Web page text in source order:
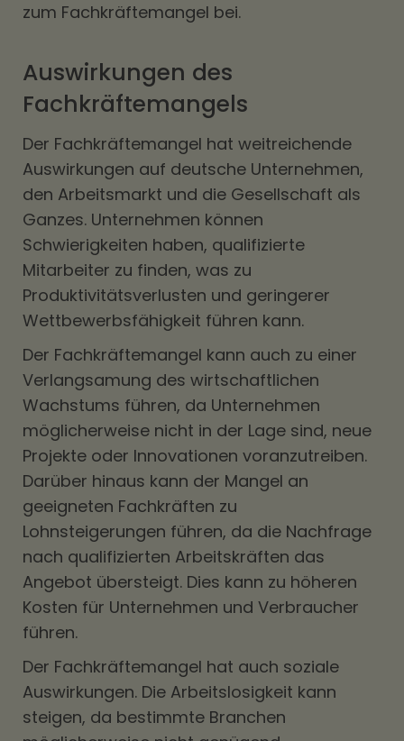
zum Fachkräftemangel bei.
Auswirkungen des
Fachkräftemangels
Der Fachkräftemangel hat weitreichende
Auswirkungen auf deutsche Unternehmen,
den Arbeitsmarkt und die Gesellschaft als
Ganzes. Unternehmen können
Schwierigkeiten haben, qualifizierte
Mitarbeiter zu finden, was zu
Produktivitätsverlusten und geringerer
Wettbewerbsfähigkeit führen kann.
Der Fachkräftemangel kann auch zu einer
Verlangsamung des wirtschaftlichen
Wachstums führen, da Unternehmen
möglicherweise nicht in der Lage sind, neue
Projekte oder Innovationen voranzutreiben.
Darüber hinaus kann der Mangel an
geeigneten Fachkräften zu
Lohnsteigerungen führen, da die Nachfrage
nach qualifizierten Arbeitskräften das
Angebot übersteigt. Dies kann zu höheren
Kosten für Unternehmen und Verbraucher
führen.
Der Fachkräftemangel hat auch soziale
Auswirkungen. Die Arbeitslosigkeit kann
steigen, da bestimmte Branchen